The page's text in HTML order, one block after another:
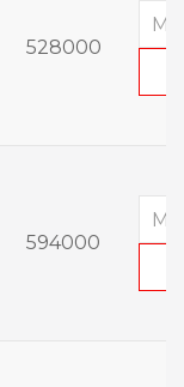
528000
594000